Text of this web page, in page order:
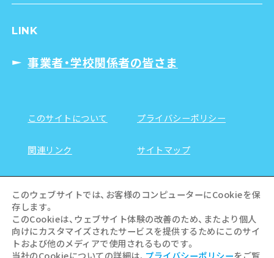
LINK
事業者・学校関係者の皆さま
このサイトについて プライバシーポリシー
関連リンク サイトマップ
このウェブサイトでは、お客様のコンピューターにCookieを保
存します。
このCookieは、ウェブサイト体験の改善のため、またより個人
向けにカスタマイズされたサービスを提供するためにこのサイ
トおよび他のメディアで使用されるものです。
当社のCookieについての詳細は、 プライバシーポリシーをご覧